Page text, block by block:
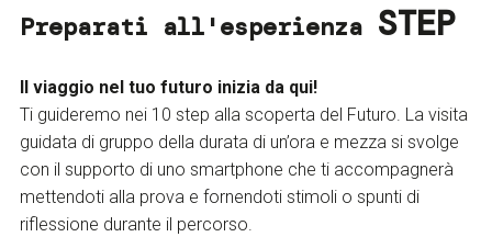
Preparati all'esperienza STEP
Il viaggio nel tuo futuro inizia da qui!
Ti guideremo nei 10 step alla scoperta del Futuro. La visita
guidata di gruppo della durata di un’ora e mezza si svolge
con il supporto di uno smartphone che ti accompagnerà
mettendoti alla prova e fornendoti stimoli o spunti di
riflessione durante il percorso.